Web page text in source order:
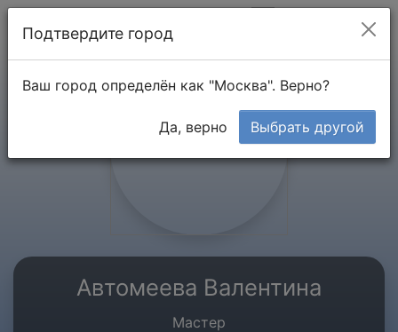
Автомеева Валентина
Мастер
Подтвердите город
Ваш город определён как "Москва". Верно?
Да, верно Выбрать другой